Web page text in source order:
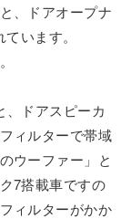
、ドアオープナ
います。
、ドアスピーカ
ィルターで帯域
ウーファー」と
7搭載車ですの
ィルターがかか